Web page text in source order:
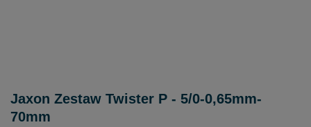
Jaxon Zestaw Twister P - 5/0-0,65mm-
70mm